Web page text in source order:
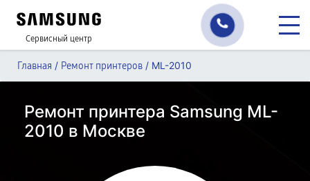
Сервисный центр
Главная / Ремонт принтеров / ML-2010
Ремонт принтера Samsung ML-
2010 в Москве